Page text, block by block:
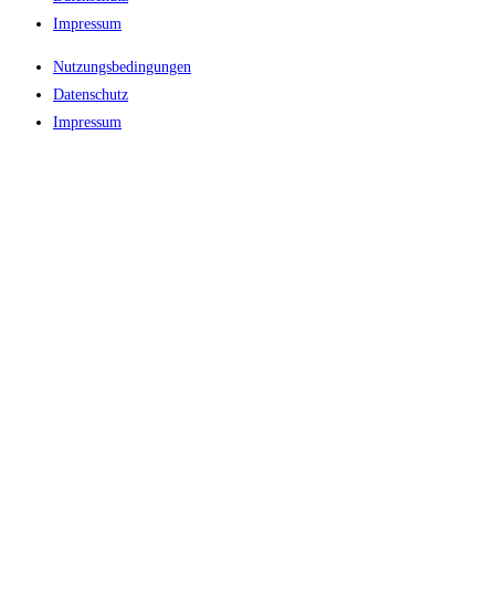
Impressum
Nutzungsbedingungen
Datenschutz
Impressum